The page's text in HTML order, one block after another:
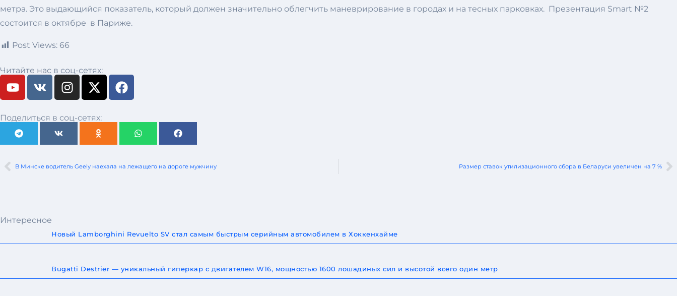
метра. Это выдающийся показатель, который должен значительно облегчить маневрирование в городах и на тесных парковках. Презентация Smart №2
состоится в октябре в Париже.
Post Views: 66
Читайте нас в соц-сетях:
Поделиться в соц-сетях:
В Минске водитель Geely наехала на лежащего на дороге мужчину Размер ставок утилизационного сбора в Беларуси увеличен на 7 %
Интересное
Новый Lamborghini Revuelto SV стал самым быстрым серийным автомобилем в Хоккенхайме
Bugatti Destrier — уникальный гиперкар с двигателем W16, мощностью 1600 лошадиных сил и высотой всего один метр